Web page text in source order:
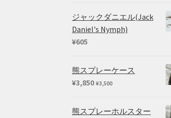
ジャックダニエル(Jack
Daniel's Nymph)
¥605
熊スプレーケース
¥3,850 ¥3,500
熊スプレーホルスター